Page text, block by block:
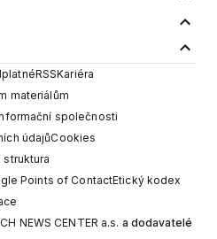
RSSKariéra
materiálům
společnosti
údajůCookies
struktura
Points of ContactEtický kodex
NEWS CENTER a.s. a dodavatelé